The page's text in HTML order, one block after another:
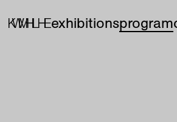
exhibitionsprogram